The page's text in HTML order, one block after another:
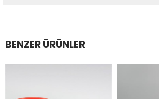
BENZER ÜRÜNLER